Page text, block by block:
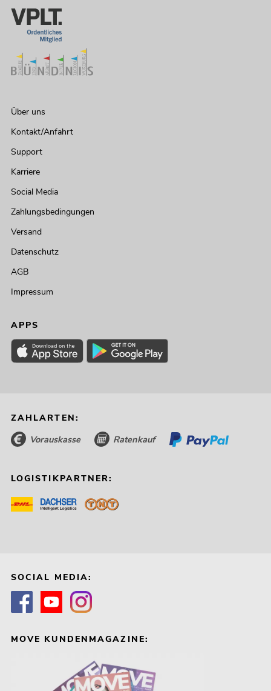
Über uns
Kontakt/Anfahrt
Support
Karriere
Social Media
Zahlungsbedingungen
Versand
Datenschutz
AGB
Impressum
APPS
ZAHLARTEN:
Vorauskasse Ratenkauf
LOGISTIKPARTNER:
SOCIAL MEDIA:
MOVE KUNDENMAGAZINE: